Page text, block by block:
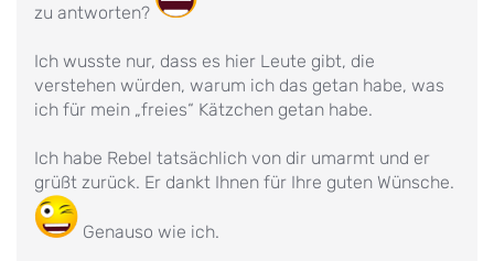
zu antworten?
Ich wusste nur, dass es hier Leute gibt, die
verstehen würden, warum ich das getan habe, was
ich für mein „freies“ Kätzchen getan habe.
Ich habe Rebel tatsächlich von dir umarmt und er
grüßt zurück. Er dankt Ihnen für Ihre guten Wünsche.
Genauso wie ich.